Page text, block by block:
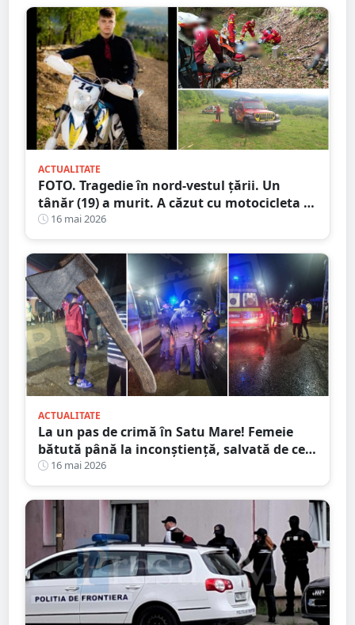
ACTUALITATE
FOTO. Tragedie în nord-vestul țării. Un
tânăr (19) a murit. A căzut cu motocicleta în
prăpastie
16 mai 2026
ACTUALITATE
La un pas de crimă în Satu Mare! Femeie
bătută până la inconștiență, salvată de cei
4 copilași
16 mai 2026